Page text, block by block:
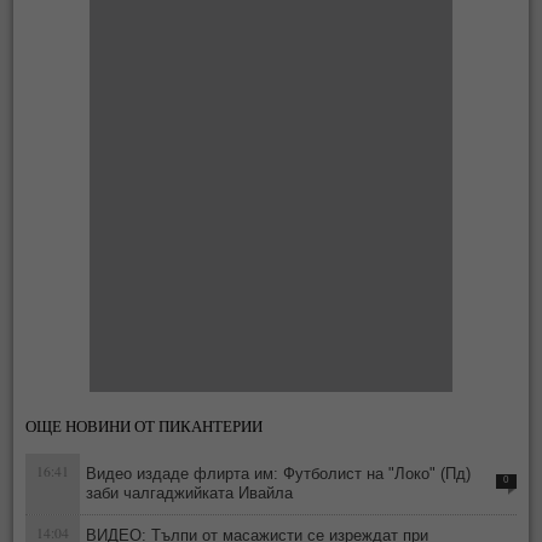
ОЩЕ НОВИНИ ОТ ПИКАНТЕРИИ
16:41
Видео издаде флирта им: Футболист на "Локо" (Пд)
заби чалгаджийката Ивайла
0
14:04 ВИДЕО: Тълпи от масажисти се изреждат при